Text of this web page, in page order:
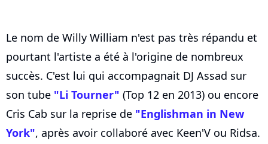
Le nom de Willy William n'est pas très répandu et
pourtant l'artiste a été à l'origine de nombreux
succès. C'est lui qui accompagnait DJ Assad sur
son tube "Li Tourner" (Top 12 en 2013) ou encore
Cris Cab sur la reprise de "Englishman in New
York", après avoir collaboré avec Keen'V ou Ridsa.